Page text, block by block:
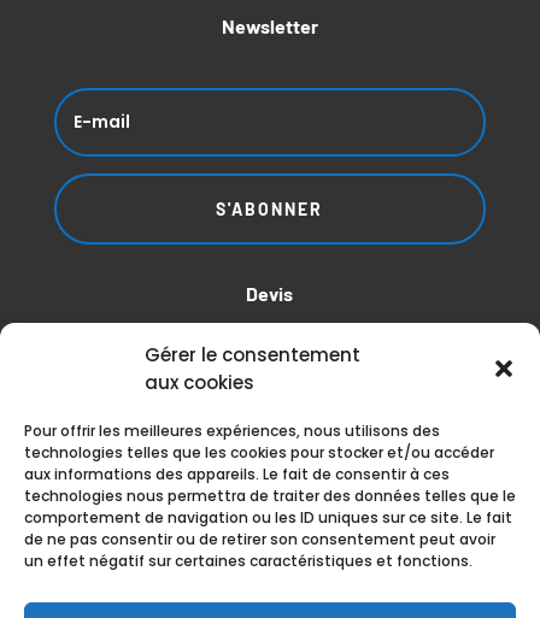
Gérer le consentement
aux cookies
Pour offrir les meilleures expériences, nous utilisons des
technologies telles que les cookies pour stocker et/ou accéder
aux informations des appareils. Le fait de consentir à ces
technologies nous permettra de traiter des données telles que le
comportement de navigation ou les ID uniques sur ce site. Le fait
de ne pas consentir ou de retirer son consentement peut avoir
un effet négatif sur certaines caractéristiques et fonctions.
Newsletter
S'ABONNER
Devis
DEMANDER UN DEVIS
Réseaux